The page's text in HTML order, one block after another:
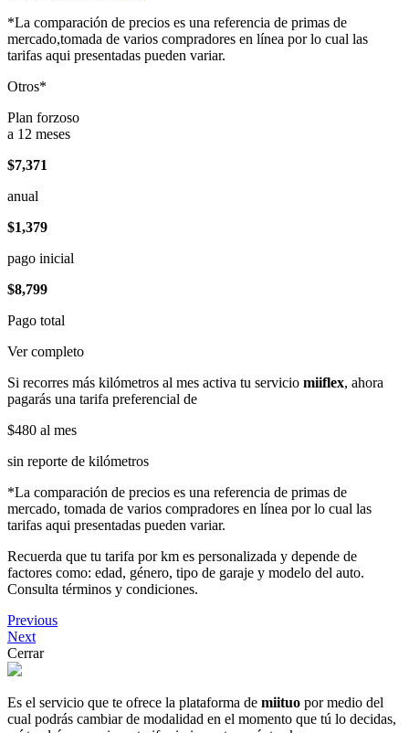
*La comparación de precios es una referencia de primas de
mercado,tomada de varios compradores en línea por lo cual las
tarifas aqui presentadas pueden variar.
Otros*
Plan forzoso
a 12 meses
$7,371
anual
$1,379
pago inicial
$8,799
Pago total
Ver completo
Si recorres más kilómetros al mes activa tu servicio miiflex, ahora
pagarás una tarifa preferencial de
$480 al mes
sin reporte de kilómetros
*La comparación de precios es una referencia de primas de
mercado, tomada de varios compradores en línea por lo cual las
tarifas aqui presentadas pueden variar.
Recuerda que tu tarifa por km es personalizada y depende de
factores como: edad, género, tipo de garaje y modelo del auto.
Consulta términos y condiciones.
Previous
Next
Cerrar
Es el servicio que te ofrece la plataforma de miituo por medio del
cual podrás cambiar de modalidad en el momento que tú lo decidas,